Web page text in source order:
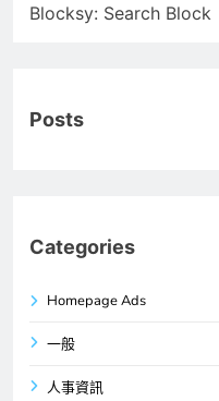
Blocksy: Search Block
Posts
Categories
Homepage Ads
一般
人事資訊